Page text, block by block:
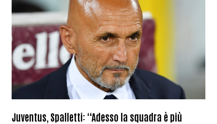
Juventus, Spalletti: “Adesso la squadra è più